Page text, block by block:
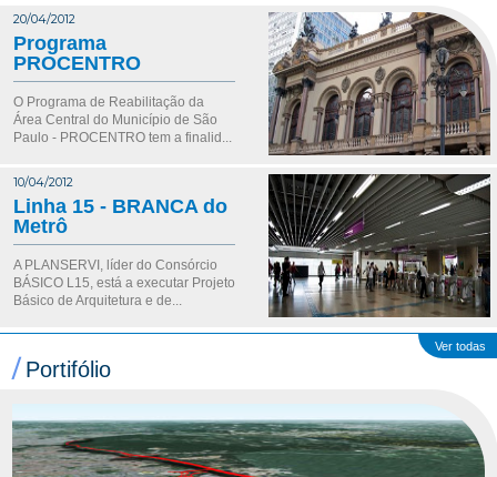
20/04/2012
Programa
PROCENTRO
O Programa de Reabilitação da
Área Central do Município de São
Paulo - PROCENTRO tem a finalid...
10/04/2012
Linha 15 - BRANCA do
Metrô
A PLANSERVI, líder do Consórcio
BÁSICO L15, está a executar Projeto
Básico de Arquitetura e de...
Ver todas
/ Portifólio